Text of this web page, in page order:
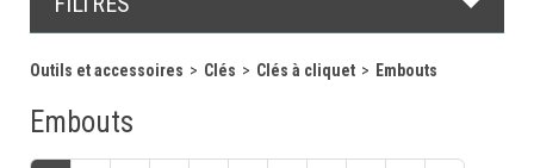
Outils et accessoires Clés Clés à cliquet Embouts
Embouts